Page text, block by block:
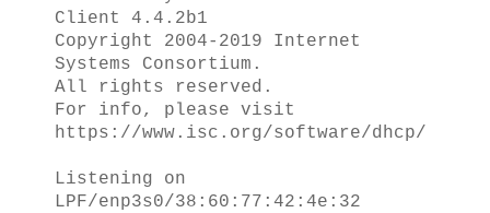
Client 4.4.2b1
Copyright 2004-2019 Internet
Systems Consortium.
All rights reserved.
For info, please visit
https://www.isc.org/software/dhcp/
Listening on
LPF/enp3s0/38:60:77:42:4e:32